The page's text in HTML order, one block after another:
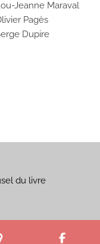
Jeanne Maraval
Pagès
Dupire
du livre